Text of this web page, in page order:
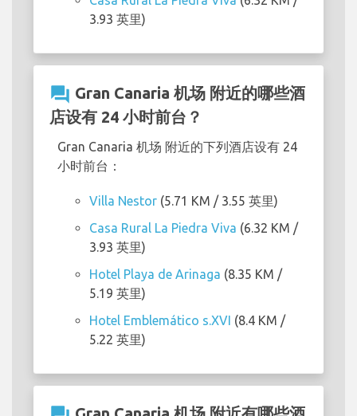
3.93 英里)
question_answer Gran Canaria 机场 附近的哪些酒
店设有 24 小时前台？
Gran Canaria 机场 附近的下列酒店设有 24
小时前台：
Villa Nestor (5.71 KM / 3.55 英里)
Casa Rural La Piedra Viva (6.32 KM /
3.93 英里)
Hotel Playa de Arinaga (8.35 KM /
5.19 英里)
Hotel Emblemático s.XVI (8.4 KM /
5.22 英里)